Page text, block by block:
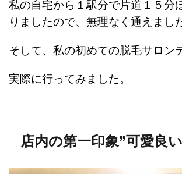
私の自宅から１駅分で片道１５分
りましたので、 無理なく通えまし
そして、私の初めての脱毛サロン
実際に行ってみました。
店内の第一印象”可愛良